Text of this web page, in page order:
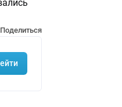
Поделиться